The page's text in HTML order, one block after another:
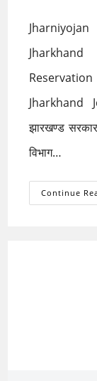
Jharkhand
झारखण्ड
विभाग…
Continue